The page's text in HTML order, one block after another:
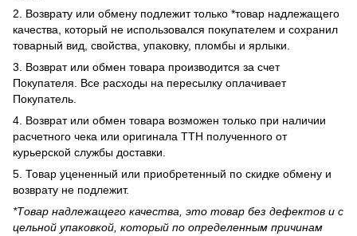
2. Возврату или обмену подлежит только *товар надлежащего
качества, который не использовался покупателем и сохранил
товарный вид, свойства, упаковку, пломбы и ярлыки.
3. Возврат или обмен товара производится за счет
Покупателя. Все расходы на пересылку оплачивает
Покупатель.
4. Возврат или обмен товара возможен только при наличии
расчетного чека или оригинала ТТН полученного от
курьерской службы доставки.
5. Товар уцененный или приобретенный по скидке обмену и
возврату не подлежит.
*Товар надлежащего качества, это товар без дефектов и с
цельной упаковкой, который по определенным причинам